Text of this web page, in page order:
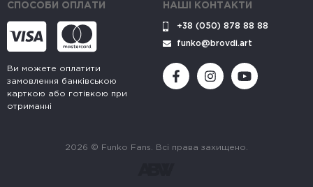
СПОСОБИ ОПЛАТИ
Ви можете оплатити
замовлення банківською
карткою або готівкою при
отриманні
НАШІ КОНТАКТИ
+38 (050) 878 88 88
funko@brovdi.art
2026 © Funko Fans. Всі права захищено.